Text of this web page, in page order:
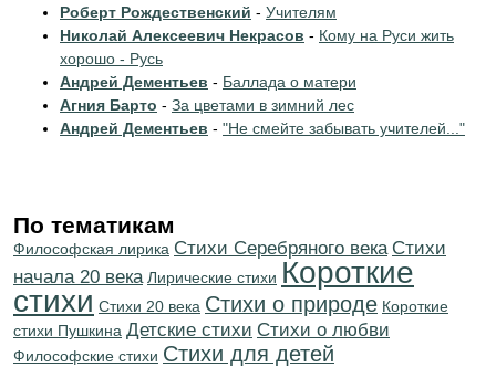
Роберт Рождественский - Учителям
Николай Алексеевич Некрасов - Кому на Руси жить
хорошо - Русь
Андрей Дементьев - Баллада о матери
Агния Барто - За цветами в зимний лес
Андрей Дементьев - "Не смейте забывать учителей..."
По тематикам
Философская лирика Cтихи Серебряного века Cтихи
начала 20 века Лирические стихи Короткие
стихи Стихи 20 века Стихи о природе Короткие
стихи Пушкина Детские стихи Стихи о любви
Философские стихи Стихи для детей